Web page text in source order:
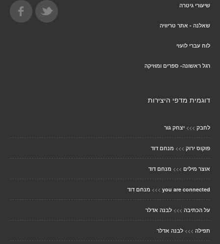
שיעורי גיטרה
שאלנה - אתר טריוויה
לוח עברי לועזי
רגל ראשונה- ספרים ומוזיקה
דוגמית מדפי היצירות
לחבק >>> יצחק גור
פוקוס ירוק >>> מנחם דוד
אוצר מילים >>> מנחם דוד
you are connected
>>> מנחם דוד
על הכתיבה >>> לבנה אדלר
תפילה >>> לבנה אדלר